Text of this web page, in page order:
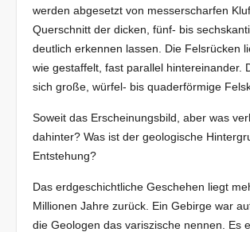
werden abgesetzt von messerscharfen
Querschnitt der dicken, fünf- bis
deutlich erkennen lassen. Die Felsrücken
wie gestaffelt, fast parallel hintereinander.
sich große, würfel- bis quaderförmige
Soweit das Erscheinungsbild, aber was
dahinter? Was ist der geologische
Entstehung?
Das erdgeschichtliche Geschehen liegt
Millionen Jahre zurück. Ein Gebirge war
die Geologen das variszische nennen. Es